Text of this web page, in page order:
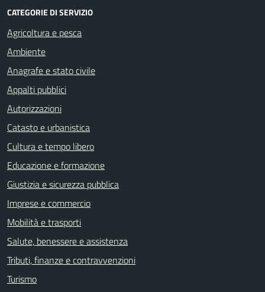
CATEGORIE DI SERVIZIO
Agricoltura e pesca
Ambiente
Anagrafe e stato civile
Appalti pubblici
Autorizzazioni
Catasto e urbanistica
Cultura e tempo libero
Educazione e formazione
Giustizia e sicurezza pubblica
Imprese e commercio
Mobilità e trasporti
Salute, benessere e assistenza
Tributi, finanze e contravvenzioni
Turismo